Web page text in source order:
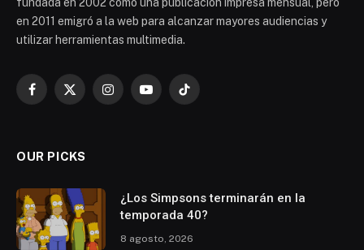
en 2011 emigró a la web para alcanzar mayores audiencias y
utilizar herramientas multimedia.
Facebook
X
InstagramYouTubeTikTok
OUR PICKS
¿Los Simpsons terminarán en la
temporada 40?
8 agosto, 2026